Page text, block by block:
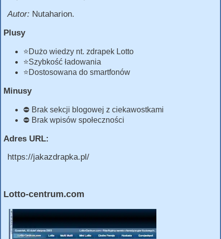
Autor: Nutaharion.
Plusy
⭐Dużo wiedzy nt. zdrapek Lotto
⭐Szybkość ładowania
⭐Dostosowana do smartfonów
Minusy
⛔ Brak sekcji blogowej z ciekawostkami
⛔ Brak wpisów społeczności
Adres URL:
https://jakazdrapka.pl/
Lotto-centrum.com